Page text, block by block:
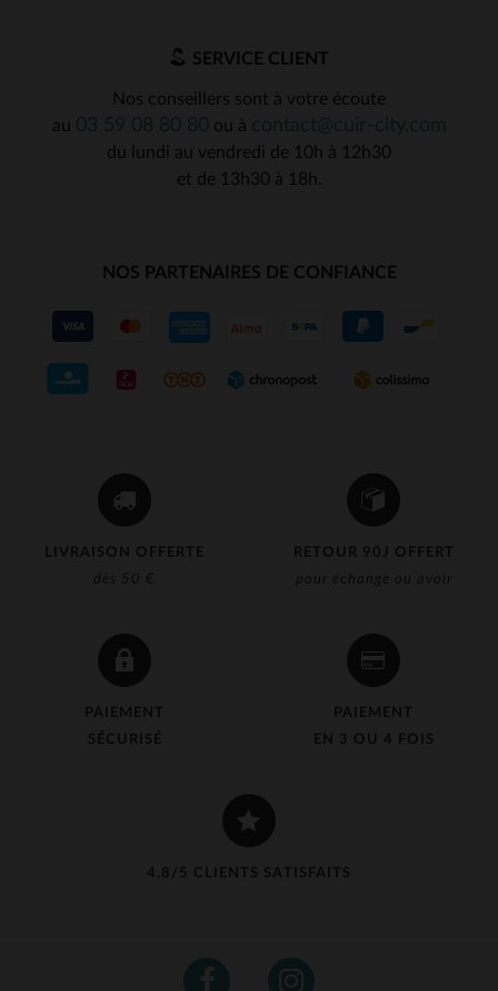
LIVRAISON OFFERTE
dès 50 €
RETOUR 90J OFFERT
pour échange ou avoir
PAIEMENT
SÉCURISÉ
PAIEMENT
EN 3 OU 4 FOIS
4,8/5 CLIENTS SATISFAITS
SERVICE CLIENT
Nos conseillers sont à votre écoute
au
ou à
du lundi au vendredi de 10h à 12h30
et de 13h30 à 18h.
NOS PARTENAIRES DE CONFIANCE